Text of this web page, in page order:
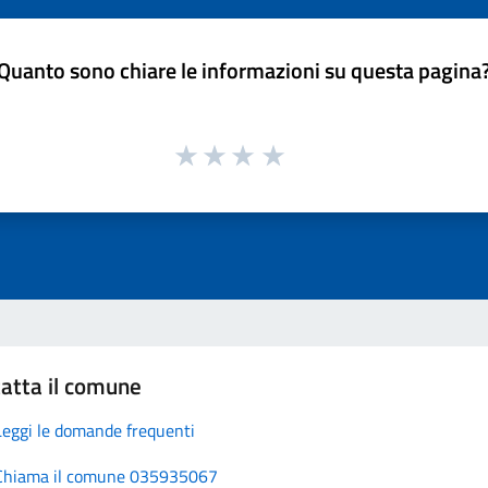
sono chiare le informazioni su questa
il comune
le domande frequenti
il comune 035935067